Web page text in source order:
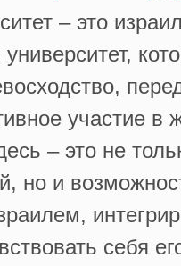
– это
участие в
– это не
но и
себя